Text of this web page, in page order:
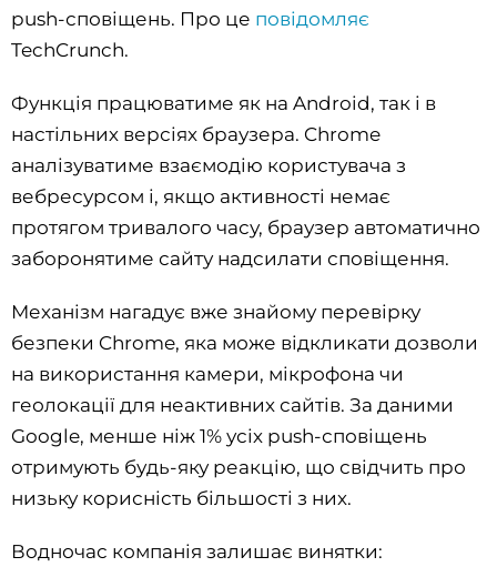
push-сповіщень. Про це повідомляє
TechCrunch.
Функція працюватиме як на Android, так і в
настільних версіях браузера. Chrome
аналізуватиме взаємодію користувача з
вебресурсом і, якщо активності немає
протягом тривалого часу, браузер автоматично
заборонятиме сайту надсилати сповіщення.
Механізм нагадує вже знайому перевірку
безпеки Chrome, яка може відкликати дозволи
на використання камери, мікрофона чи
геолокації для неактивних сайтів. За даними
Google, менше ніж 1% усіх push-сповіщень
отримують будь-яку реакцію, що свідчить про
низьку корисність більшості з них.
Водночас компанія залишає винятки: